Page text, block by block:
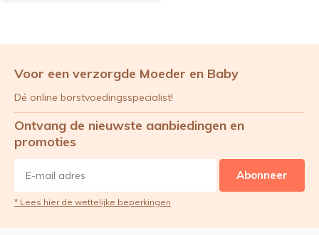
Voor een verzorgde Moeder en Baby
Dé online borstvoedingsspecialist!
Ontvang de nieuwste aanbiedingen en
promoties
Abonneer
* Lees hier de wettelijke beperkingen